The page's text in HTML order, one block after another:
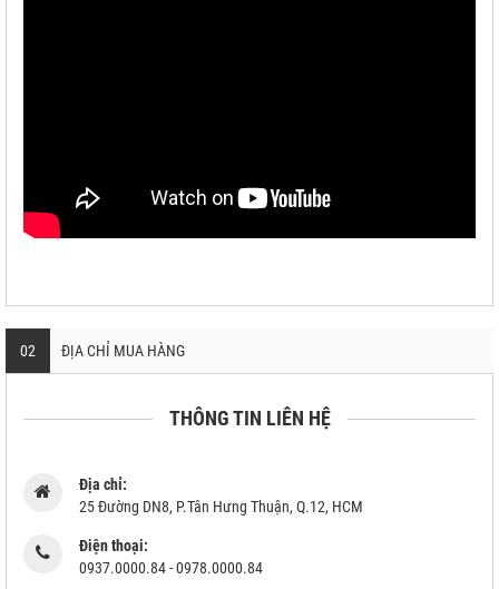
02 ĐỊA CHỈ MUA HÀNG
THÔNG TIN LIÊN HỆ
Địa chỉ:
25 Đường DN8, P.Tân Hưng Thuận, Q.12, HCM
Điện thoại:
0937.0000.84 - 0978.0000.84